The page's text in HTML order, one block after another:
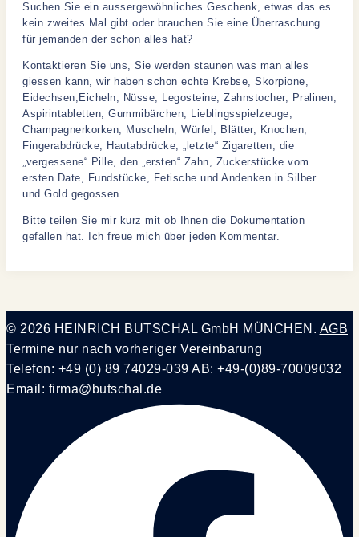
Suchen Sie ein aussergewöhnliches Geschenk, etwas das es
kein zweites Mal gibt oder brauchen Sie eine Überraschung
für jemanden der schon alles hat?
Kontaktieren Sie uns, Sie werden staunen was man alles
giessen kann, wir haben schon echte Krebse, Skorpione,
Eidechsen,Eicheln, Nüsse, Legosteine, Zahnstocher, Pralinen,
Aspirintabletten, Gummibärchen, Lieblingsspielzeuge,
Champagnerkorken, Muscheln, Würfel, Blätter, Knochen,
Fingerabdrücke, Hautabdrücke, „letzte“ Zigaretten, die
„vergessene“ Pille, den „ersten“ Zahn, Zuckerstücke vom
ersten Date, Fundstücke, Fetische und Andenken in Silber
und Gold gegossen.
Bitte teilen Sie mir kurz mit ob Ihnen die Dokumentation
gefallen hat. Ich freue mich über jeden Kommentar.
© 2026 HEINRICH BUTSCHAL GmbH MÜNCHEN. AGB
Termine nur nach vorheriger Vereinbarung
Telefon: +49 (0) 89 74029-039 AB: +49-(0)89-70009032
Email: firma@butschal.de